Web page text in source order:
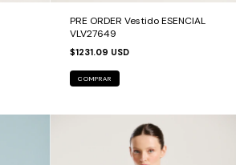
PRE ORDER Vestido ESENCIAL
VLV27649
$1231.09 USD
COMPRAR